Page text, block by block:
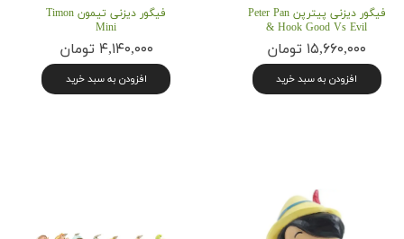
فیگور دیزنی پیترپن Peter Pan
& Hook Good Vs Evil
۱۵,۶۶۰,۰۰۰ تومان
افزودن به سبد خرید
فیگور دیزنی تیمون Timon
Mini
۴,۱۴۰,۰۰۰ تومان
افزودن به سبد خرید